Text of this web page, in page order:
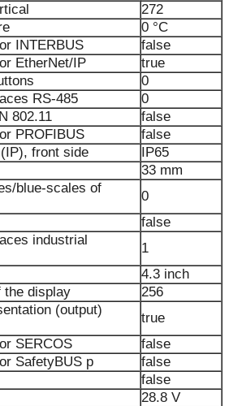
272
0 °C
INTERBUS
false
EtherNet/IP
true
0
RS-485
0
802.11
false
PROFIBUS
false
front side
IP65
33 mm
blue-scales of
0
false
industrial
1
4.3 inch
the display
256
(output)
true
SERCOS
false
SafetyBUS p
false
false
28.8 V